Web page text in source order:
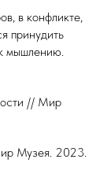
в конфликте,
принудить
мышлению.
// Мир
Музея. 2023.